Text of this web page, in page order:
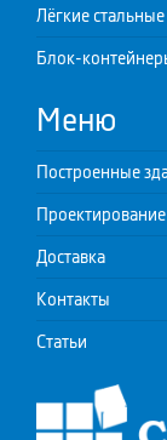
Лёгкие
Блок-
Меню
Построенные
Проектирование
Доставка
Контакты
Статьи